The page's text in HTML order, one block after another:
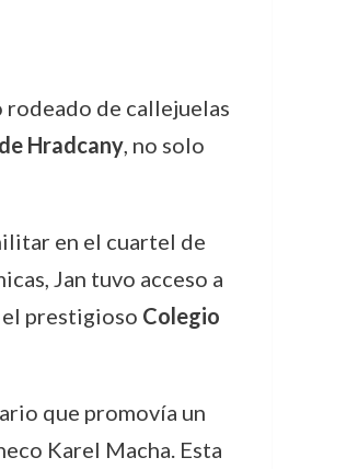
de callejuelas
Hradcany, no solo
en el cuartel de
Jan tuvo acceso a
el prestigioso Colegio
que promovía un
Karel Macha. Esta